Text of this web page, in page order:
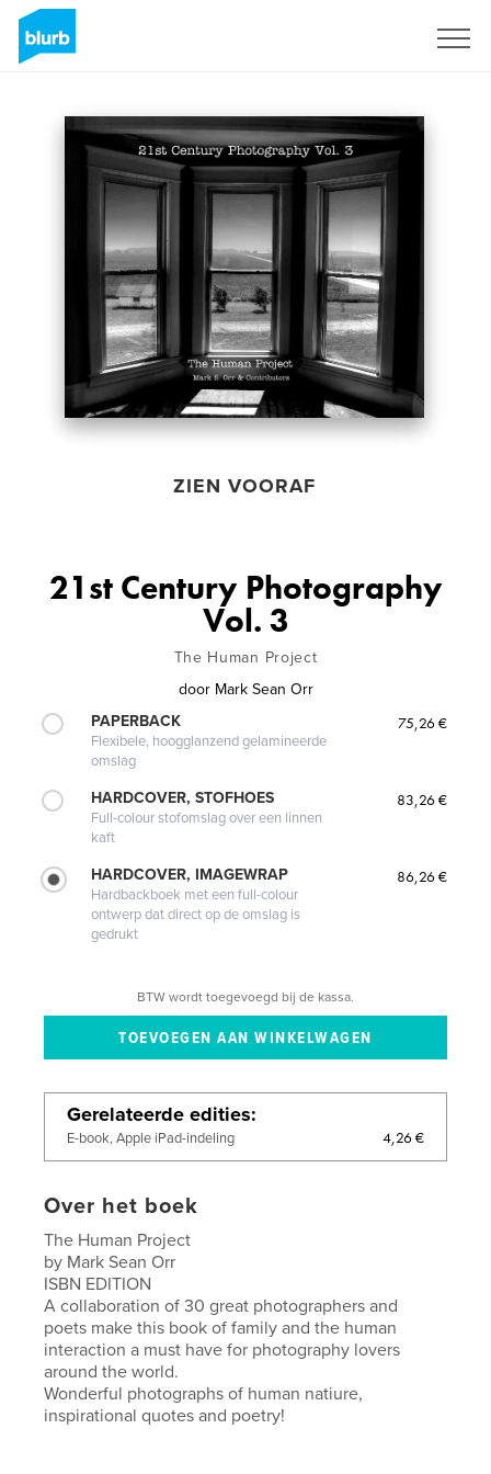
ZIEN VOORAF
21st Century Photography
Vol. 3
The Human Project
door Mark Sean Orr
PAPERBACK
Flexibele, hoogglanzend gelamineerde
omslag
75,26 €
HARDCOVER, STOFHOES
Full-colour stofomslag over een linnen
kaft
83,26 €
HARDCOVER, IMAGEWRAP
Hardbackboek met een full-colour
ontwerp dat direct op de omslag is
gedrukt
86,26 €
BTW wordt toegevoegd bij de kassa.
Gerelateerde edities
E-book, Apple iPad-indeling 4,26 €
Over het boek
The Human Project
by Mark Sean Orr
ISBN EDITION
A collaboration of 30 great photographers and
poets make this book of family and the human
interaction a must have for photography lovers
around the world.
Wonderful photographs of human natiure,
inspirational quotes and poetry!